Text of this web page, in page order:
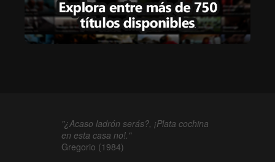
"¿Acaso ladrón serás?, ¡Plata cochina
en esta casa no!."
Gregorio (1984)